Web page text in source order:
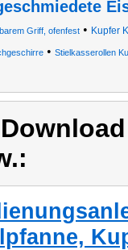
Griff, ofenfest • Kupfer
• Stielkasserollen